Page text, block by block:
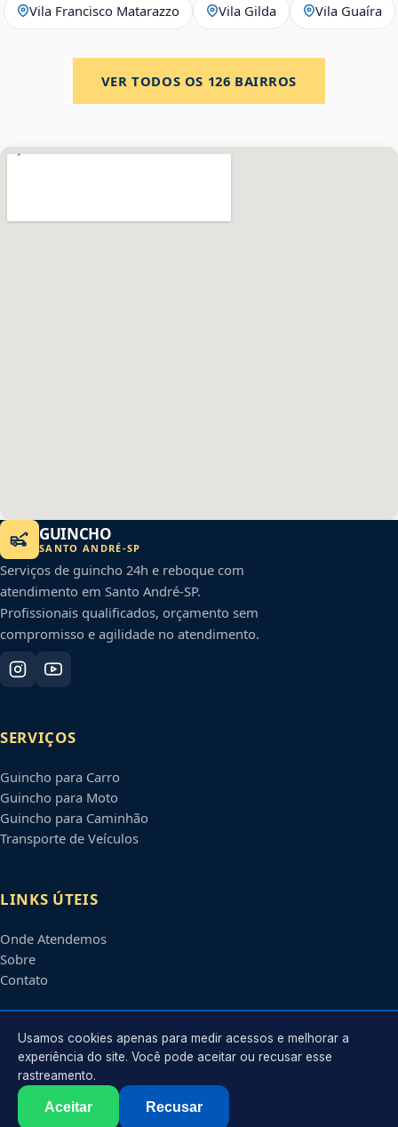
Vila Francisco Matarazzo Vila Gilda Vila Guaíra
VER TODOS OS 126 BAIRROS
GUINCHO
SANTO ANDRÉ-SP
Serviços de guincho 24h e reboque com
atendimento em Santo André-SP.
Profissionais qualificados, orçamento sem
compromisso e agilidade no atendimento.
SERVIÇOS
Guincho para Carro
Guincho para Moto
Guincho para Caminhão
Transporte de Veículos
LINKS ÚTEIS
Onde Atendemos
Sobre
Contato
CONTATO
Atendimento em
contato@guinchossantoandre.com.br
2026 Santo André . Todos os direitos reservados.
Usamos cookies apenas para medir acessos e melhorar a
experiência do site. Você pode aceitar ou recusar esse
rastreamento.
Aceitar Recusar